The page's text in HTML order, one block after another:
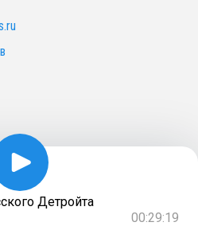
Детройта
00:29:19